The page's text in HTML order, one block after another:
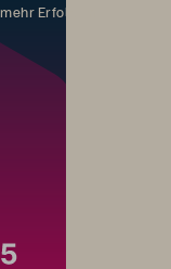
Erfolg im